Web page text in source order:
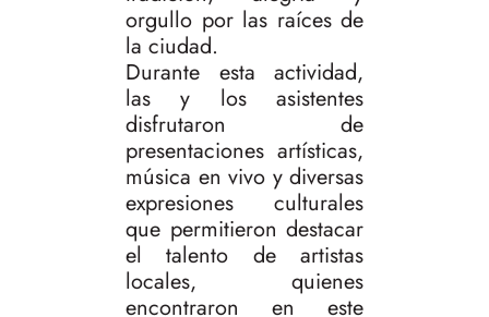
orgullo por las raíces de
la ciudad.
Durante esta actividad,
las y los asistentes
disfrutaron de
presentaciones artísticas,
música en vivo y diversas
expresiones culturales
que permitieron destacar
el talento de artistas
locales, quienes
encontraron en este